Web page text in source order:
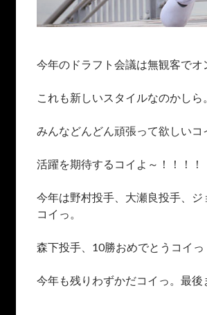
今年のドラフト会議は無観客でオ
これも新しいスタイルなのかし
みんなどんどん頑張って欲しい
活躍を期待するコイよ～！！！！
今年は野村投手、大瀬良投手、
コイっ。
森下投手、10勝おめでとうコイっ
今年も残りわずかだコイっ。最